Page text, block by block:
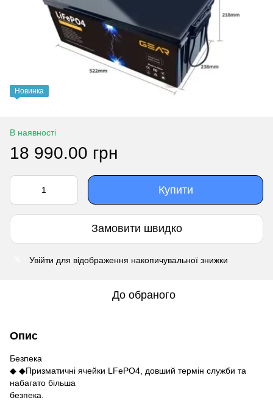
Новинка
В наявності
18 990.00 грн
Купити
Замовити швидко
Увійти для відображення накопичувальної знижки
До обраного
Опис
Безпека
◆ ◆Призматичні ячейки LFePO4, довший термін служби та
набагато більша
безпека.